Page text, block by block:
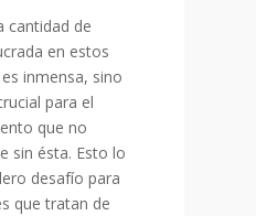
cantidad de
en estos
inmensa, sino
para el
que no
sin ésta. Esto lo
desafío para
que tratan de